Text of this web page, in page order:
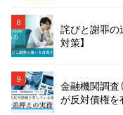
8
詫びと謝罪の
対策】
9
金融機関調
が反対債権を